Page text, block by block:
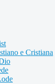
e Cristiana